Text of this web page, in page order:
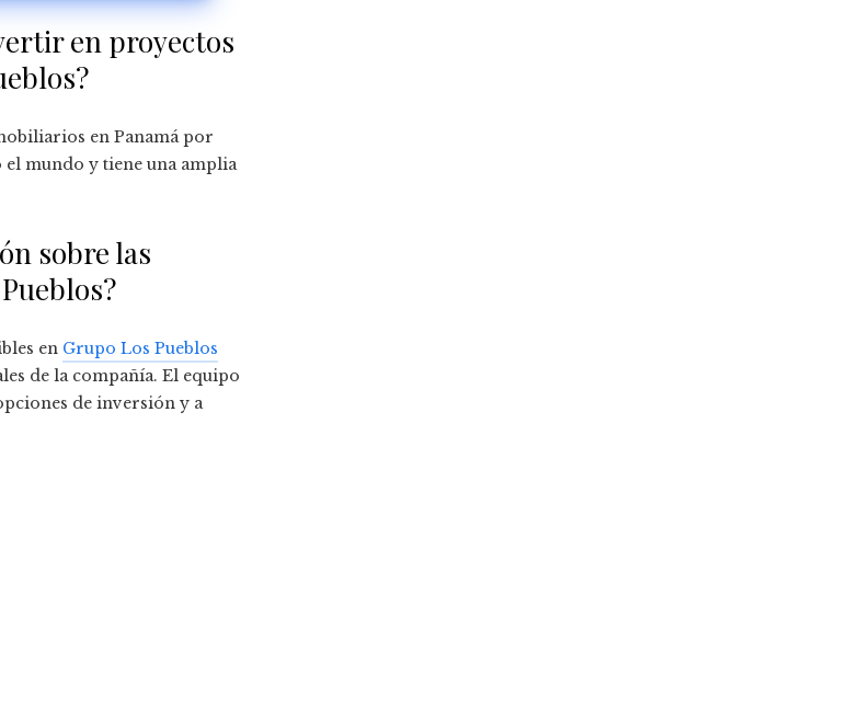
en proyectos
en Panamá por
el mundo y tiene una amplia
sobre las
en Grupo Los Pueblos
de la compañía. El equipo
de inversión y a